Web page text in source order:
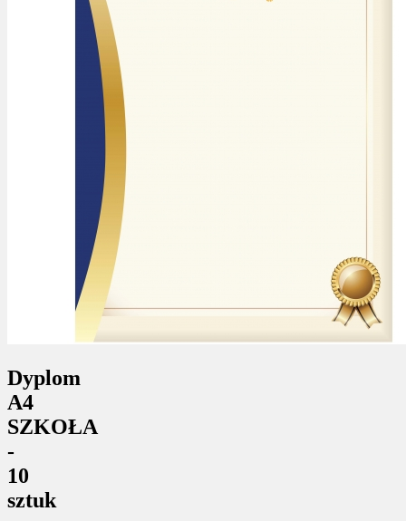
Dyplom
A4
SZKOŁA
-
10
sztuk